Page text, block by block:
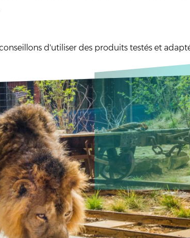
d'utiliser des produits testés et